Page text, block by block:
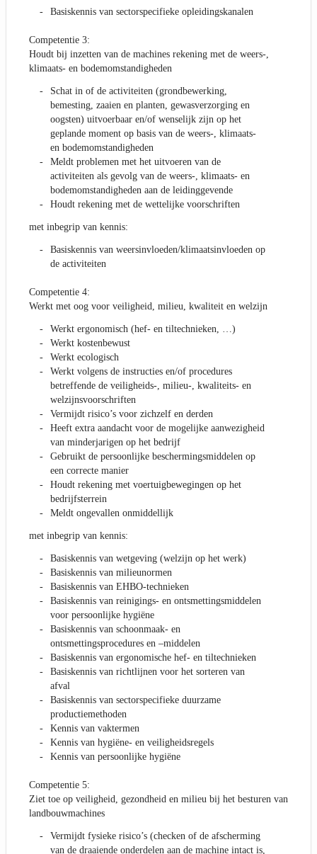
Basiskennis van sectorspecifieke opleidingskanalen
Competentie 3:
Houdt bij inzetten van de machines rekening met de weers-,
klimaats- en bodemomstandigheden
Schat in of de activiteiten (grondbewerking,
bemesting, zaaien en planten, gewasverzorging en
oogsten) uitvoerbaar en/of wenselijk zijn op het
geplande moment op basis van de weers-, klimaats-
en bodemomstandigheden
Meldt problemen met het uitvoeren van de
activiteiten als gevolg van de weers-, klimaats- en
bodemomstandigheden aan de leidinggevende
Houdt rekening met de wettelijke voorschriften
met inbegrip van kennis:
Basiskennis van weersinvloeden/klimaatsinvloeden op
de activiteiten
Competentie 4:
Werkt met oog voor veiligheid, milieu, kwaliteit en welzijn
Werkt ergonomisch (hef- en tiltechnieken, …)
Werkt kostenbewust
Werkt ecologisch
Werkt volgens de instructies en/of procedures
betreffende de veiligheids-, milieu-, kwaliteits- en
welzijnsvoorschriften
Vermijdt risico’s voor zichzelf en derden
Heeft extra aandacht voor de mogelijke aanwezigheid
van minderjarigen op het bedrijf
Gebruikt de persoonlijke beschermingsmiddelen op
een correcte manier
Houdt rekening met voertuigbewegingen op het
bedrijfsterrein
Meldt ongevallen onmiddellijk
met inbegrip van kennis:
Basiskennis van wetgeving (welzijn op het werk)
Basiskennis van milieunormen
Basiskennis van EHBO-technieken
Basiskennis van reinigings- en ontsmettingsmiddelen
voor persoonlijke hygiëne
Basiskennis van schoonmaak- en
ontsmettingsprocedures en –middelen
Basiskennis van ergonomische hef- en tiltechnieken
Basiskennis van richtlijnen voor het sorteren van
afval
Basiskennis van sectorspecifieke duurzame
productiemethoden
Kennis van vaktermen
Kennis van hygiëne- en veiligheidsregels
Kennis van persoonlijke hygiëne
Competentie 5:
Ziet toe op veiligheid, gezondheid en milieu bij het besturen van
landbouwmachines
Vermijdt fysieke risico’s (checken of de afscherming
van de draaiende onderdelen aan de machine intact is,